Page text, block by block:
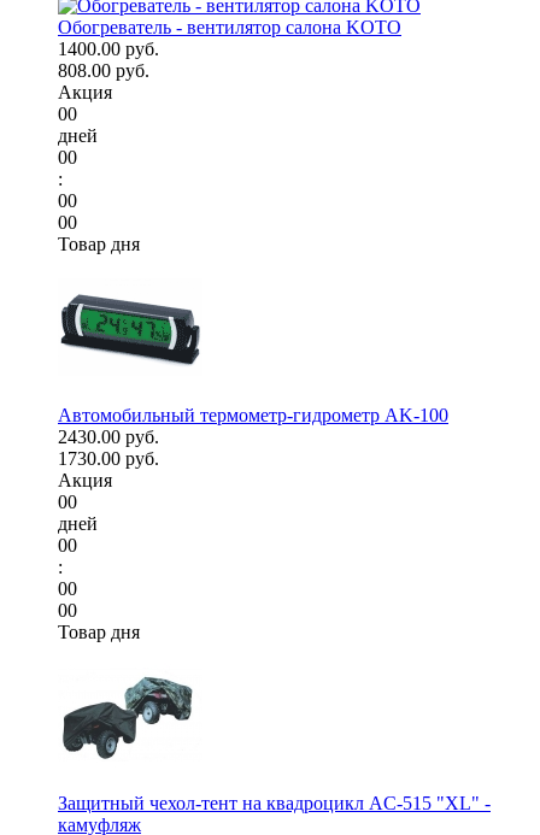
Обогреватель - вентилятор салона KOTO
1400.00 руб.
808.00 руб.
Акция
00
дней
00
:
00
00
Товар дня
Автомобильный термометр-гидрометр AK-100
2430.00 руб.
1730.00 руб.
Акция
00
дней
00
:
00
00
Товар дня
Защитный чехол-тент на квадроцикл AC-515 "XL" -
камуфляж